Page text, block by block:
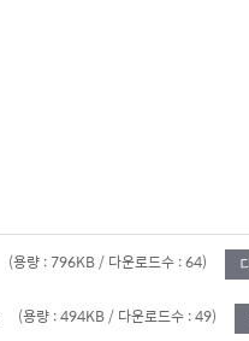
(용량 : 796KB / 다운로드수 : 64)
(용량 : 494KB / 다운로드수 : 49)